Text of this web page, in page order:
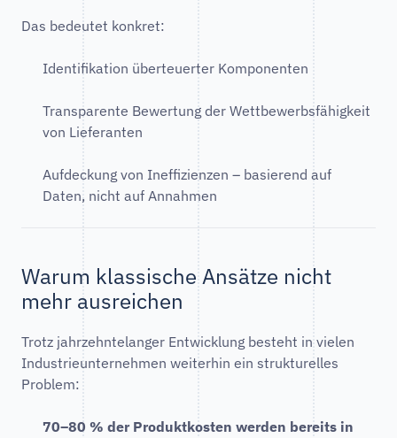
Das bedeutet konkret:
Identifikation überteuerter Komponenten
Transparente Bewertung der Wettbewerbsfähigkeit
von Lieferanten
Aufdeckung von Ineffizienzen – basierend auf
Daten, nicht auf Annahmen
Warum klassische Ansätze nicht
mehr ausreichen
Trotz jahrzehntelanger Entwicklung besteht in vielen
Industrieunternehmen weiterhin ein strukturelles
Problem:
70–80 % der Produktkosten werden bereits in